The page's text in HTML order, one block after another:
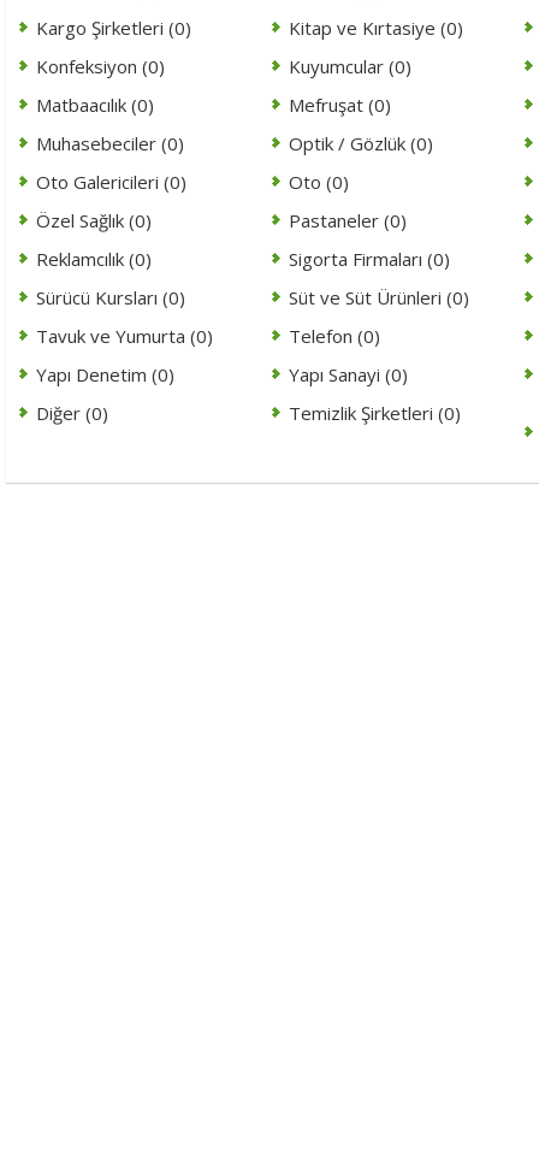
Kargo Şirketleri (0)
Kitap ve Kırtasiye (0)
Konfeksiyon (0)
Kuyumcular (0)
Matbaacılık (0)
Mefruşat (0)
Muhasebeciler (0)
Optik / Gözlük (0)
Oto Galericileri (0)
Oto (0)
Özel Sağlık (0)
Pastaneler (0)
Reklamcılık (0)
Sigorta Firmaları (0)
Sürücü Kursları (0)
Süt ve Süt Ürünleri (0)
Tavuk ve Yumurta (0)
Telefon (0)
Yapı Denetim (0)
Yapı Sanayi (0)
Diğer (0)
Temizlik Şirketleri (0)